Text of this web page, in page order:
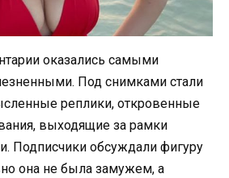
оказались самыми
Под снимками стали
реплики, откровенные
выходящие за рамки
Подписчики обсуждали фигуру
она не была замужем, а